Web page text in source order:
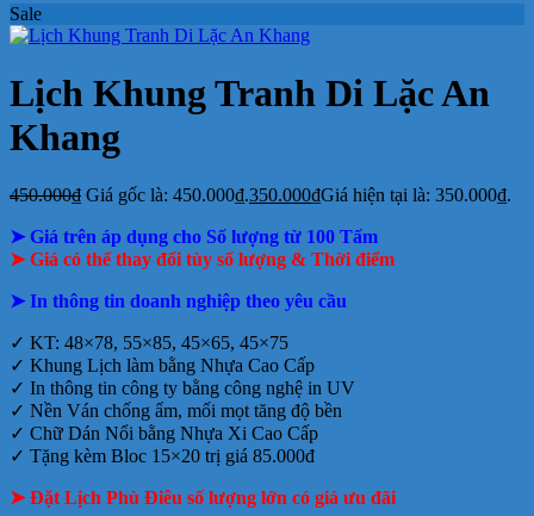
Sale
Lịch Khung Tranh Di Lặc An
Khang
450.000₫ Giá gốc là: 450.000₫.350.000₫Giá hiện tại là: 350.000₫.
➤ Giá trên áp dụng cho Số lượng từ 100 Tấm
➤ Giá có thể thay đổi tùy số lượng & Thời điểm
➤ In thông tin doanh nghiệp theo yêu cầu
✓ KT: 48×78, 55×85, 45×65, 45×75
✓ Khung Lịch làm bằng Nhựa Cao Cấp
✓ In thông tin công ty bằng công nghệ in UV
✓ Nền Ván chống ẩm, mối mọt tăng độ bền
✓ Chữ Dán Nổi bằng Nhựa Xi Cao Cấp
✓ Tặng kèm Bloc 15×20 trị giá 85.000đ
➤ Đặt Lịch Phù Điêu số lượng lớn có giá ưu đãi